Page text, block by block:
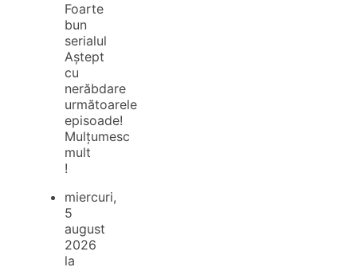
Foarte
bun
serialul
Aștept
cu
nerăbdare
următoarele
episoade!
Mulțumesc
mult
!
miercuri,
5
august
2026
la